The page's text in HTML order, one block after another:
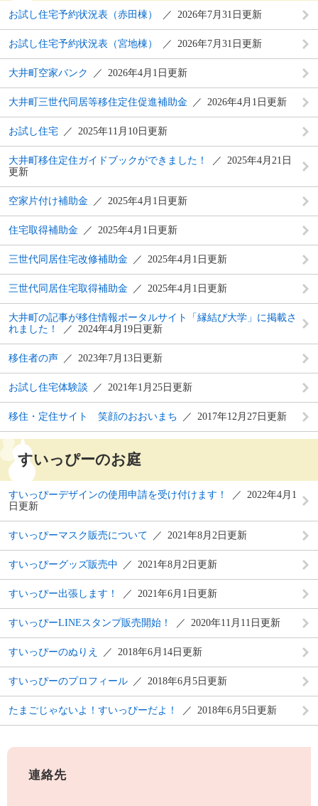
お試し住宅予約状況表（赤田棟） 2026年7月31日更新
お試し住宅予約状況表（宮地棟） 2026年7月31日更新
大井町空家バンク 2026年4月1日更新
大井町三世代同居等移住定住促進補助金 2026年4月1日更新
お試し住宅 2025年11月10日更新
大井町移住定住ガイドブックができました！
2025年4月21日
更新
空家片付け補助金 2025年4月1日更新
住宅取得補助金 2025年4月1日更新
三世代同居住宅改修補助金 2025年4月1日更新
三世代同居住宅取得補助金 2025年4月1日更新
大井町の記事が移住情報ポータルサイト「縁結び大学」に掲載さ
れました！
2024年4月19日更新
移住者の声 2023年7月13日更新
お試し住宅体験談 2021年1月25日更新
移住・定住サイト 笑顔のおおいまち 2017年12月27日更新
すいっぴーのお庭
すいっぴーデザインの使用申請を受け付けます！
2022年4月1
日更新
すいっぴーマスク販売について 2021年8月2日更新
すいっぴーグッズ販売中 2021年8月2日更新
すいっぴー出張します！ 2021年6月1日更新
すいっぴーLINEスタンプ販売開始！ 2020年11月11日更新
すいっぴーのぬりえ 2018年6月14日更新
すいっぴーのプロフィール 2018年6月5日更新
たまごじゃないよ！すいっぴーだよ！ 2018年6月5日更新
連絡先